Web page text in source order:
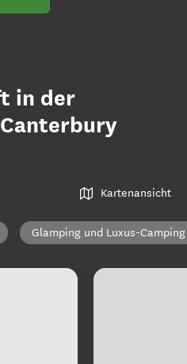
in der
Kartenansicht
Glamping und Luxus-Camping